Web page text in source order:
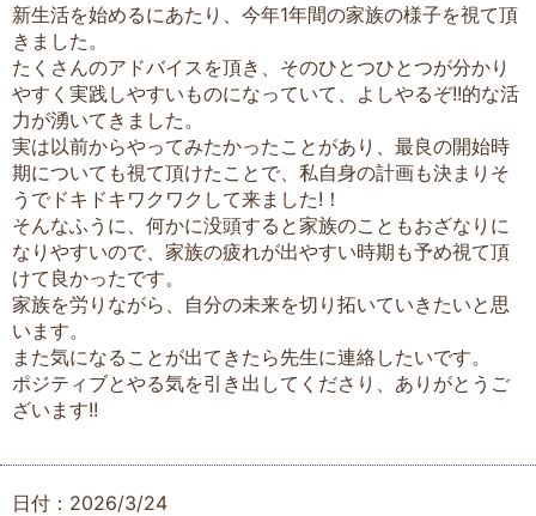
新生活を始めるにあたり、今年1年間の家族の様子を視て頂
きました。
たくさんのアドバイスを頂き、そのひとつひとつが分かり
やすく実践しやすいものになっていて、よしやるぞ!!的な活
力が湧いてきました。
実は以前からやってみたかったことがあり、最良の開始時
期についても視て頂けたことで、私自身の計画も決まりそ
うでドキドキワクワクして来ました!！
そんなふうに、何かに没頭すると家族のこともおざなりに
なりやすいので、家族の疲れが出やすい時期も予め視て頂
けて良かったです。
家族を労りながら、自分の未来を切り拓いていきたいと思
います。
また気になることが出てきたら先生に連絡したいです。
ポジティブとやる気を引き出してくださり、ありがとうご
ざいます!!
日付：2026/3/24